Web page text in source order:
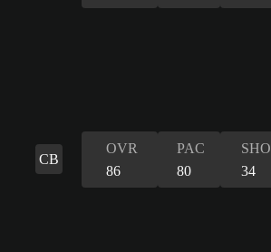
CB
OVR
86
PAC
80
SHO
34